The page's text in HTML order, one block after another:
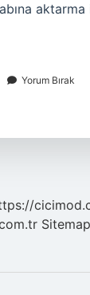
aktarma
Yorum Bırak
Sitemap